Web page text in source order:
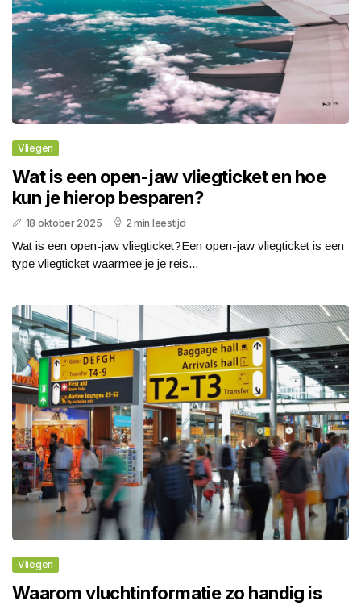
Vliegen
Wat is een open-jaw vliegticket en hoe
kun je hierop besparen?
18 oktober 2025 2 min leestijd
Wat is een open-jaw vliegticket?Een open-jaw vliegticket is een
type vliegticket waarmee je je reis...
Vliegen
Waarom vluchtinformatie zo handig is